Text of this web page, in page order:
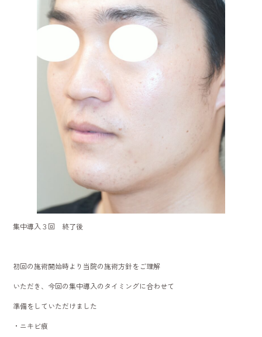
集中導入３回 終了後
初回の施術開始時より当院の施術方針をご理解
いただき、今回の集中導入のタイミングに合わせて
準備をしていただけました
・ニキビ痕